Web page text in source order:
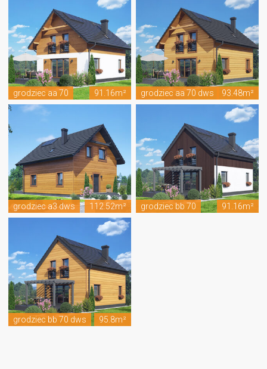
grodziec aa 70 91.16m² grodziec aa 70 dws 93.48m²
grodziec a3 dws 112.52m² grodziec bb 70 91.16m²
grodziec bb 70 dws 95.8m²